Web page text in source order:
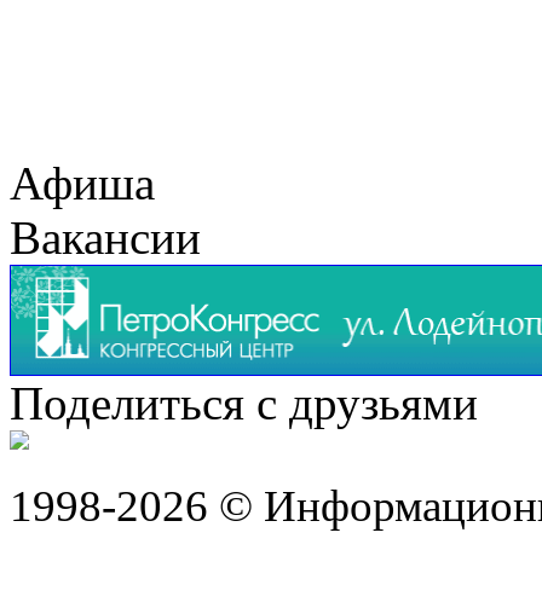
Афиша
Вакансии
Поделиться с друзьями
1998-2026 ©